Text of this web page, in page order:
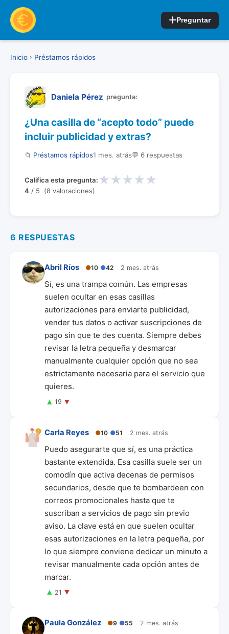
Preguntar
Inicio › Préstamos rápidos
Daniela Pérez pregunta:
¿Una casilla de “acepto todo” puede
incluir publicidad y extras?
📁 Préstamos rápidos1 mes. atrás💬 6 respuestas
Califica esta pregunta: ★ ★ ★ ★ ★
4 / 5 (8 valoraciones)
6 RESPUESTAS
Abril Ríos ●10 ●42 2 mes. atrás
Sí, es una trampa común. Las empresas
suelen ocultar en esas casillas
autorizaciones para enviarte publicidad,
vender tus datos o activar suscripciones de
pago sin que te des cuenta. Siempre debes
revisar la letra pequeña y desmarcar
manualmente cualquier opción que no sea
estrictamente necesaria para el servicio que
quieres.
▲ 19 ▼
Carla Reyes ●10 ●51 2 mes. atrás
Puedo asegurarte que sí, es una práctica
bastante extendida. Esa casilla suele ser un
comodín que activa decenas de permisos
secundarios, desde que te bombardeen con
correos promocionales hasta que te
suscriban a servicios de pago sin previo
aviso. La clave está en que suelen ocultar
esas autorizaciones en la letra pequeña, por
lo que siempre conviene dedicar un minuto a
revisar manualmente cada opción antes de
marcar.
▲ 21 ▼
Paula González ●9 ●55 2 mes. atrás